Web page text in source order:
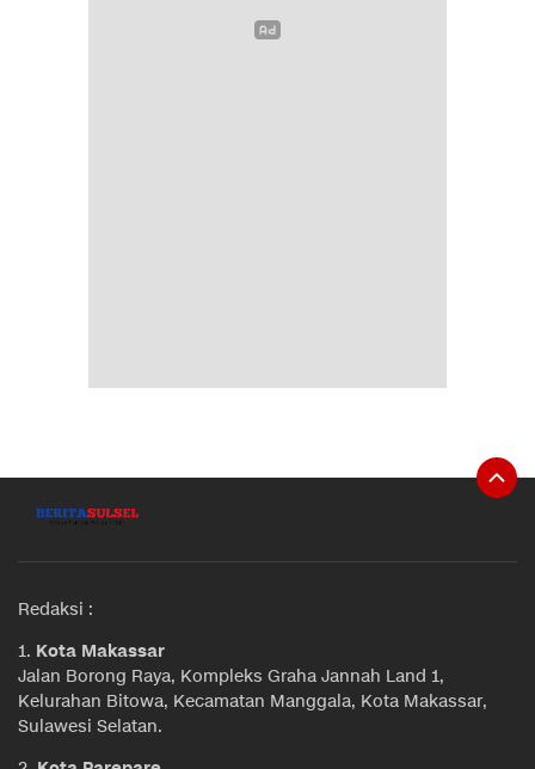
Redaksi :
1. Kota Makassar
Jalan Borong Raya, Kompleks Graha Jannah Land 1,
Kelurahan Bitowa, Kecamatan Manggala, Kota Makassar,
Sulawesi Selatan.